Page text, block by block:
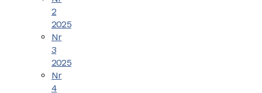
2
2025
Nr
3
2025
Nr
4